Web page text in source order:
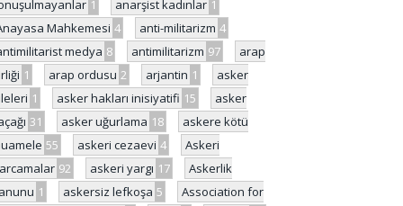
1 anarşist kadınlar 1
Mahkemesi 4 anti-militarizm 4
medya 8 antimilitarizm 97
arap
1 arap ordusu 2 arjantin 1
asker
1 asker hakları inisiyatifi 15
asker
31 asker uğurlama 18
askere kötü
55 askeri cezaevi 4
Askeri
92 askeri yargı 17
Askerlik
1 askersiz lefkoşa 5
Association for